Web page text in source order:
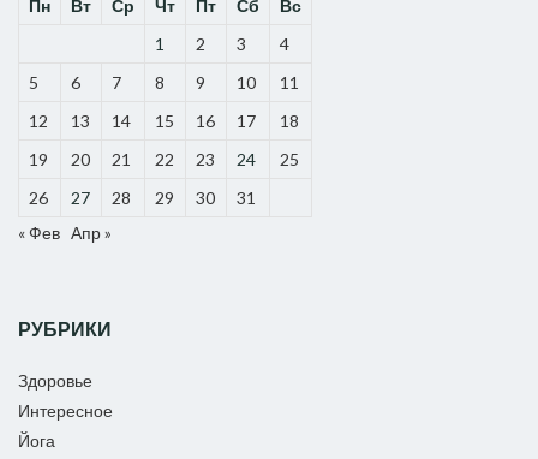
Пн
Вт Ср Чт Пт Сб
Вс
1
2 3
4
5
6 7 8 9 10
11
12
13 14 15 16 17
18
19
20 21 22 23 24
25
26
27 28 29 30
31
« Фев Апр »
РУБРИКИ
Здоровье
Интересное
Йога